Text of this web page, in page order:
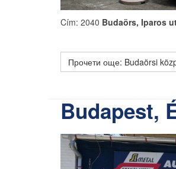
Cím: 2040 Budaörs, Iparos
Прочети още: Budaörsi
Budapest,